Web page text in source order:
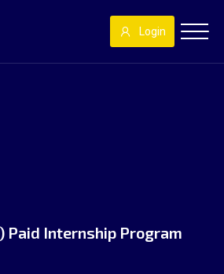
Login
Paid Internship Program